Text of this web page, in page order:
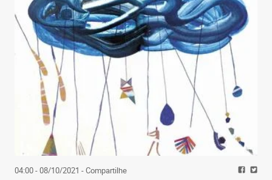
04:00 - 08/10/2021 - Compartilhe